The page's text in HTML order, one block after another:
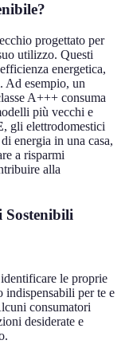
progettato per
utilizzo. Questi
energetica,
Ad esempio, un
A+++ consuma
più vecchi e
, gli elettrodomestici
energia in una casa,
a risparmi
alla
Sostenibili
le proprie
indispensabili per te e
consumatori
desiderate e